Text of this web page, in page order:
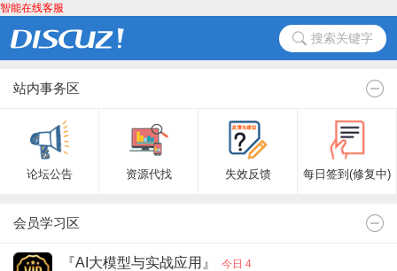
智能在线客服
搜索关键字
站内事务区
论坛公告 资源代找 失效反馈 每日签到(修复中)
会员学习区
『AI大模型与实战应用』 今日 4